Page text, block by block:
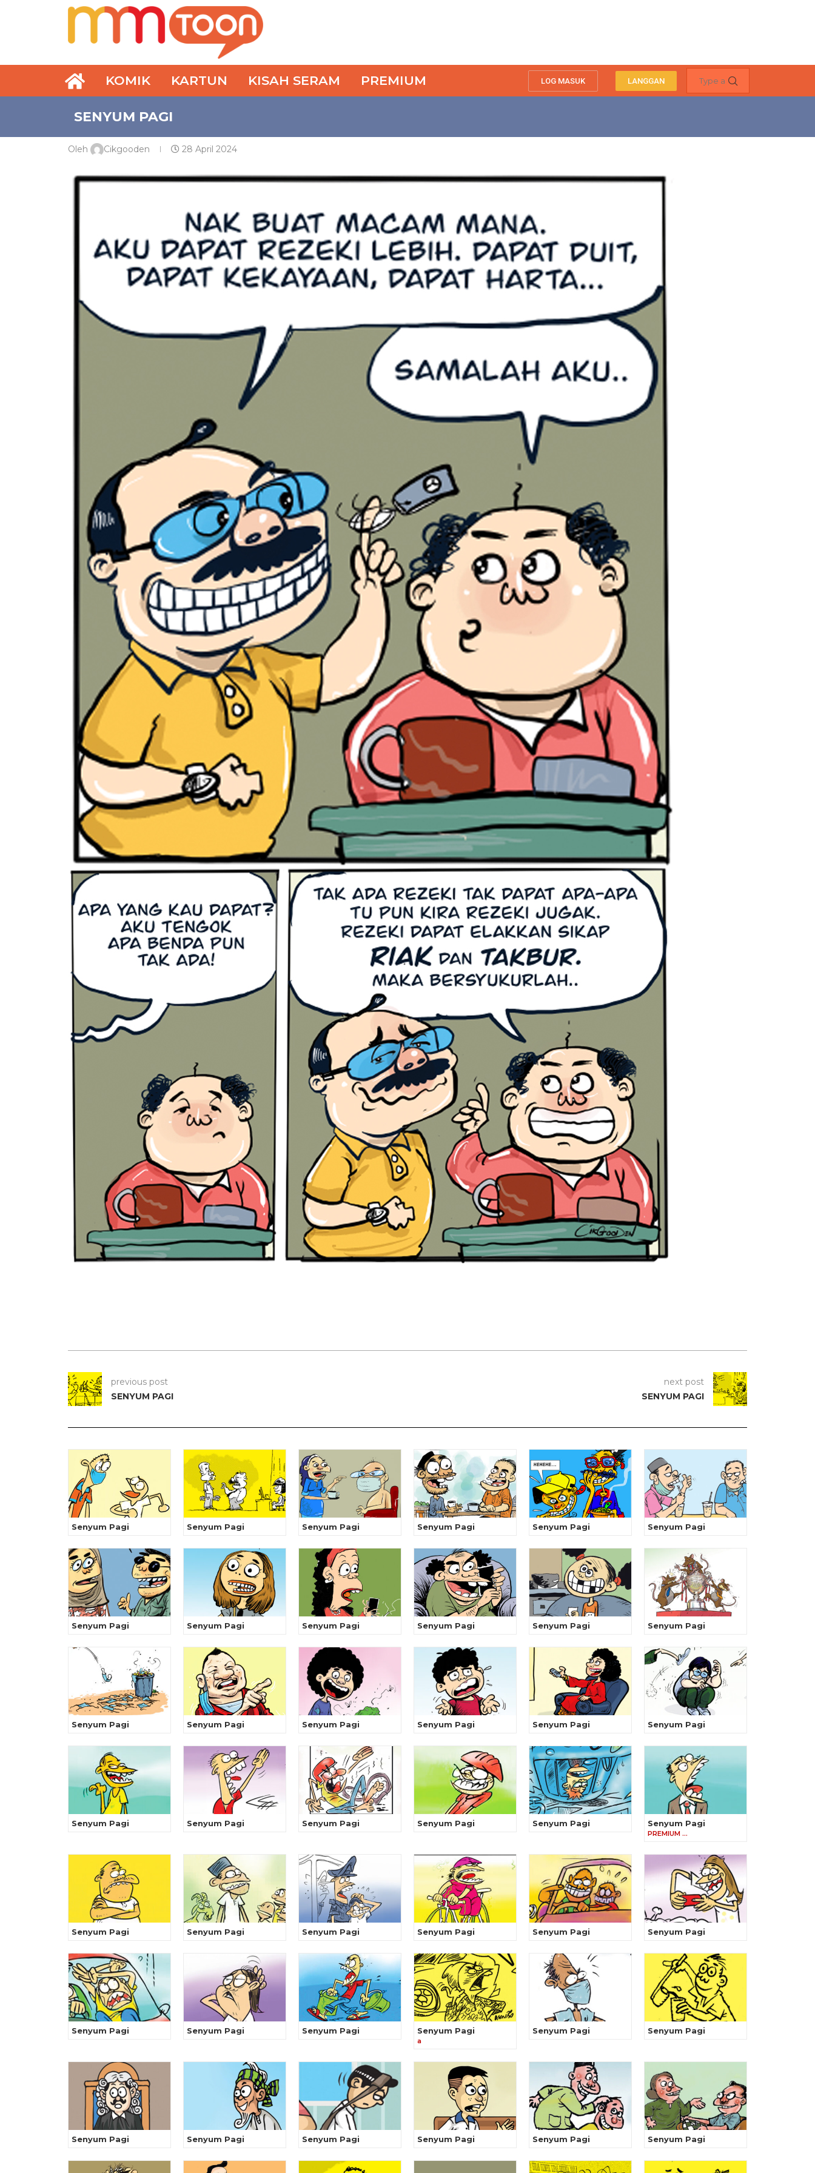
KOMIK KARTUN KISAH SERAM PREMIUM LOG MASUK LANGGAN
SENYUM PAGI
Oleh Cikgooden 28 April 2024
previous post
SENYUM PAGI
next post
SENYUM PAGI
Senyum Pagi Senyum Pagi Senyum Pagi Senyum Pagi Senyum Pagi Senyum Pagi
Senyum Pagi Senyum Pagi Senyum Pagi Senyum Pagi Senyum Pagi Senyum Pagi
Senyum Pagi Senyum Pagi Senyum Pagi Senyum Pagi Senyum Pagi Senyum Pagi
Senyum Pagi Senyum Pagi Senyum Pagi Senyum Pagi Senyum Pagi Senyum Pagi
PREMIUM …
Senyum Pagi Senyum Pagi Senyum Pagi Senyum Pagi Senyum Pagi Senyum Pagi
Senyum Pagi Senyum Pagi Senyum Pagi Senyum Pagi
a
Senyum Pagi Senyum Pagi
Senyum Pagi Senyum Pagi Senyum Pagi Senyum Pagi Senyum Pagi Senyum Pagi